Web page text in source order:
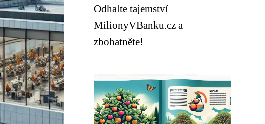
Odhalte tajemství
MilionyVBanku.cz a
zbohatněte!